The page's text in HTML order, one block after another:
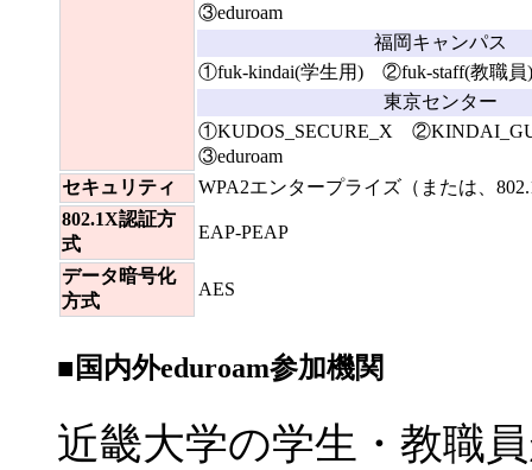
③eduroam
福岡キャンパス
①fuk-kindai(学生用) ②fuk-staff(教職
東京センター
①KUDOS_SECURE_X
③eduroam
セキュリティ
WPA2エンタープライズ（または、
802.1X認証方
式
EAP-PEAP
データ暗号化
方式
AES
■国内外eduroam参加機関
近畿大学の学生・教職